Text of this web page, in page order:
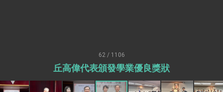
領 下一個世代的繁榮
外交部長林佳龍接受印尼「時代雜誌」專訪，闡
述印太安全局勢，籲深化台印尼半導體供應鏈合
外交部長林佳龍午宴歡迎美國聯邦參議員蓋耶哥
訪問團
62 / 1106
丘高偉代表頒發學業優良獎狀